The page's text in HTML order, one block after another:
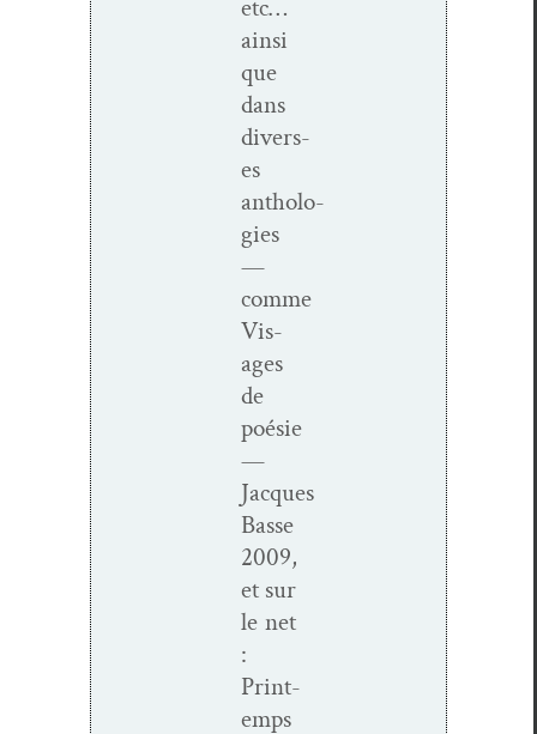
etc…
ain­si
que
dans
divers­
es
antholo­
gies
—
comme
Vis­
ages
de
poésie
—
Jacques
Basse
2009,
et sur
le net
:
Print­
emps